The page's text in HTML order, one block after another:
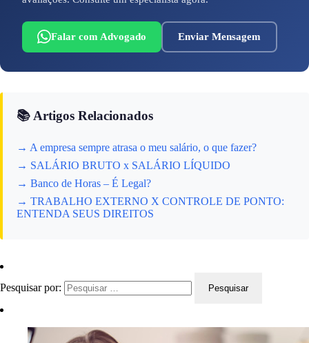
Falar com Advogado Enviar Mensagem
📚 Artigos Relacionados
→ A empresa sempre atrasa o meu salário, o que fazer?
→ SALÁRIO BRUTO x SALÁRIO LÍQUIDO
→ Banco de Horas – É Legal?
→ TRABALHO EXTERNO X CONTROLE DE PONTO:
ENTENDA SEUS DIREITOS
Pesquisar por: